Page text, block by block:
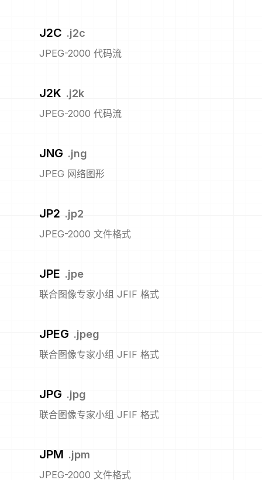
J2C .j2c
JPEG-2000 代码流
J2K .j2k
JPEG-2000 代码流
JNG .jng
JPEG 网络图形
JP2 .jp2
JPEG-2000 文件格式
JPE .jpe
联合图像专家小组 JFIF 格式
JPEG .jpeg
联合图像专家小组 JFIF 格式
JPG .jpg
联合图像专家小组 JFIF 格式
JPM .jpm
JPEG-2000 文件格式